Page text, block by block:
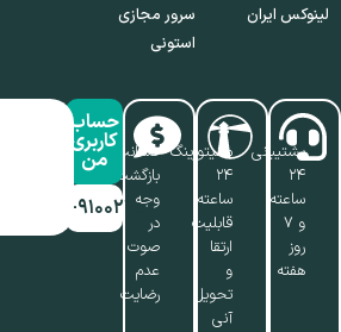
لینوکس ایران
سرور مجازی
استونی
پشتیبانی
۲۴
ساعته
و ۷
روز
هفته
مانیتورینگ
۲۴
ساعته،
قابلیت
ارتقا
تحویل
آنی
ضمانت
بازگشت
وجه
در
صوت
عدم
رضایت
حساب
کاربری
من
۰۱۷-۹۱۰۰۲۱۱۰